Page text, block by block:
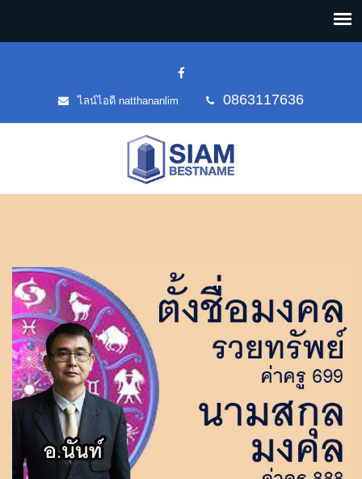
ไลน์ไอดี natthananlim 0863117636